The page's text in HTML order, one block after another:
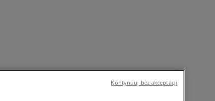
Kontynuuj bez akceptacji